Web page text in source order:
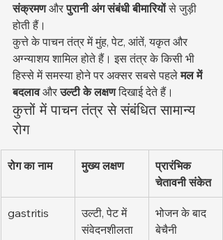
संक्रमण और पुरानी अंग संबंधी बीमारियों से जुड़ी
होती हैं।
कुत्ते के पाचन तंत्र में मुंह, पेट, आंतें, यकृत और
अग्न्याशय शामिल होते हैं। इस तंत्र के किसी भी
हिस्से में समस्या होने पर अक्सर सबसे पहले मल में
बदलाव और उल्टी के लक्षण दिखाई देते हैं।
कुत्तों में पाचन तंत्र से संबंधित सामान्य
रोग
रोग का नाम मुख्य लक्षण
प्रारंभिक
चेतावनी संकेत
gastritis
उल्टी, पेट में
संवेदनशीलता
भोजन के बाद
बेचैनी